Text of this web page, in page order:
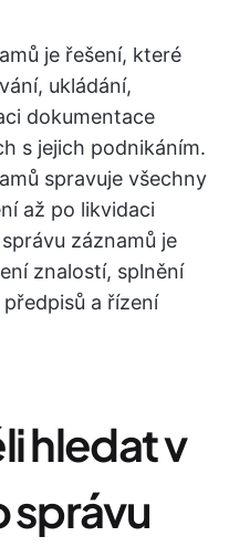
je řešení, které
ukládání,
dokumentace
s jejich podnikáním.
spravuje všechny
až po likvidaci
záznamů je
znalostí, splnění
a řízení
hledat v
správu